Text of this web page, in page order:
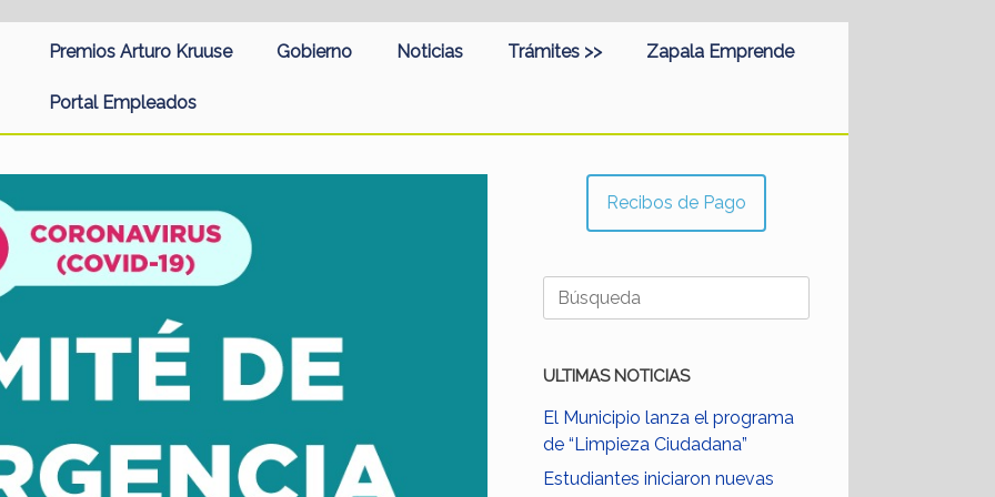
Premios Arturo Kruuse Gobierno Noticias Trámites >> Zapala Emprende
Portal Empleados
Recibos de Pago
Buscar:
ULTIMAS NOTICIAS
El Municipio lanza el programa
de “Limpieza Ciudadana”
Estudiantes iniciaron nuevas